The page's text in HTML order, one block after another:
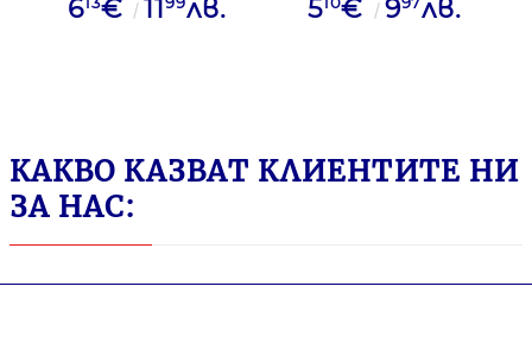
Crema, Nespresso 10
6 € 11 лв.
съвместими с
5 € 9 лв.
КАКВО КАЗВАТ КЛИЕНТИТЕ НИ
ЗА НАС: